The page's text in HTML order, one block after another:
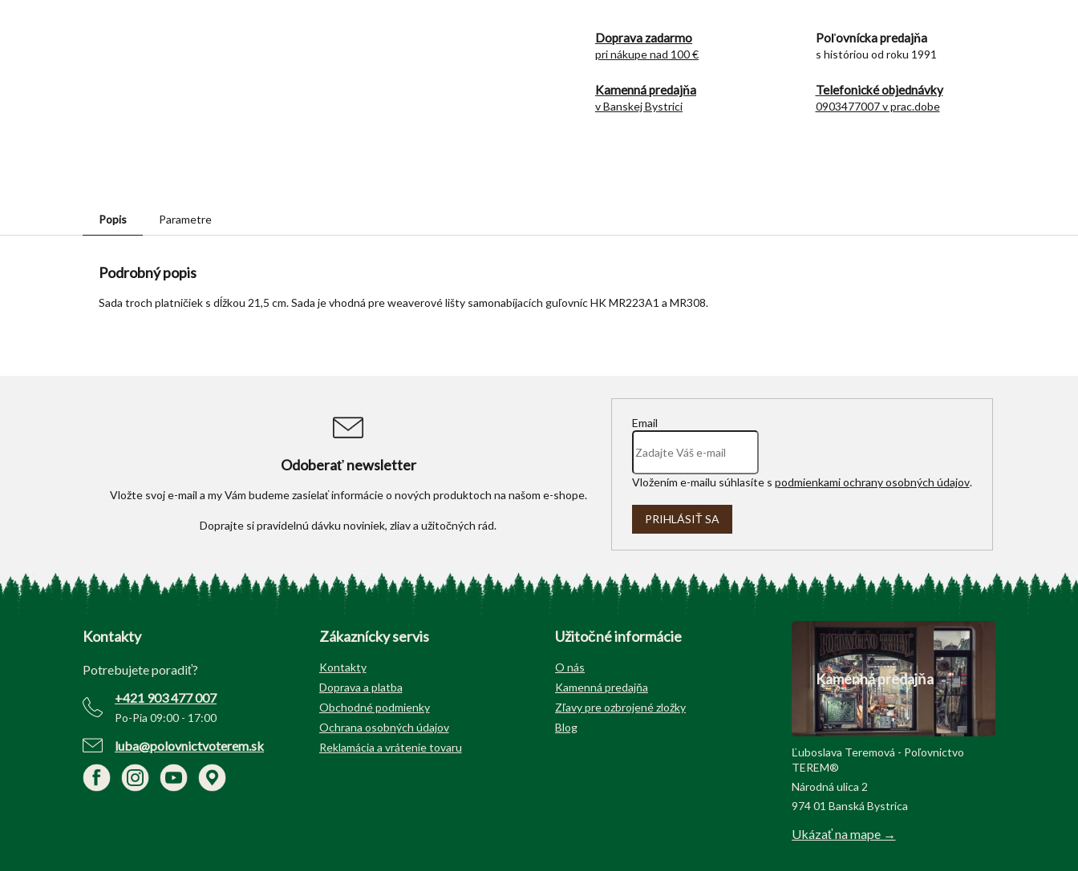
Doprava zadarmo
pri nákupe nad 100 €
Poľovnícka predajňa
s históriou od roku 1991
Kamenná predajňa
v Banskej Bystrici
Telefonické objednávky
0903477007 v prac.dobe
Popis Parametre
Podrobný popis
Sada troch platničiek s dĺžkou 21,5 cm. Sada je vhodná pre weaverové lišty samonabíjacích guľovníc HK MR223A1 a MR308.
Odoberať newsletter
Vložte svoj e-mail a my Vám budeme zasielať informácie o nových produktoch na našom e-shope.
Email
Vložením e-mailu súhlasíte s podmienkami ochrany osobných údajov.
PRIHLÁSIŤ SA
Z
Kontakty
Potrebujete poradiť?
+421 903 477 007
Po-Pia 09:00 - 17:00
luba@polovnictvoterem.sk
Zákaznícky servis
Kontakty
Doprava a platba
Obchodné podmienky
Ochrana osobných údajov
Reklamácia a vrátenie tovaru
Užitočné informácie
O nás
Kamenná predajňa
Zľavy pre ozbrojené zložky
Blog
Kamenná predajňa
Ľuboslava Teremová - Poľovnictvo
TEREM®
Národná ulica 2
974 01 Banská Bystrica
Ukázať na mape →